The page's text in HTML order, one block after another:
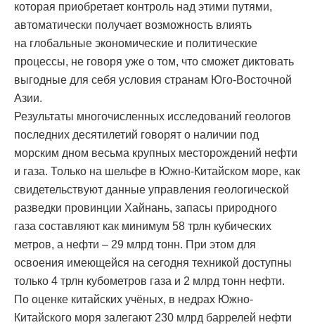
которая приобретает контроль над этими путями,
автоматически получает возможность влиять
на глобальные экономические и политические
процессы, не говоря уже о том, что сможет диктовать
выгодные для себя условия странам Юго-Восточной
Азии.
Результаты многочисленных исследований геологов
последних десятилетий говорят о наличии под
морским дном весьма крупных месторождений нефти
и газа. Только на шельфе в Южно-Китайском море, как
свидетельствуют данные управления геологической
разведки провинции Хайнань, запасы природного
газа составляют как минимум 58 трлн кубических
метров, а нефти – 29 млрд тонн. При этом для
освоения имеющейся на сегодня техникой доступны
только 4 трлн кубометров газа и 2 млрд тонн нефти.
По оценке китайских учёных, в недрах Южно-
Китайского моря залегают 230 млрд баррелей нефти